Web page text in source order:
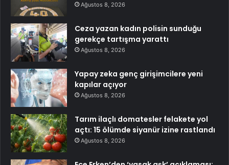
Ağustos 8, 2026
Ceza yazan kadın polisin sunduğu
gerekçe tartışma yarattı
Ağustos 8, 2026
Yapay zeka genç girişimcilere yeni
kapılar açıyor
Ağustos 8, 2026
Tarım ilaçlı domatesler felakete yol
açtı: 15 ölümde siyanür izine rastlandı
Ağustos 8, 2026